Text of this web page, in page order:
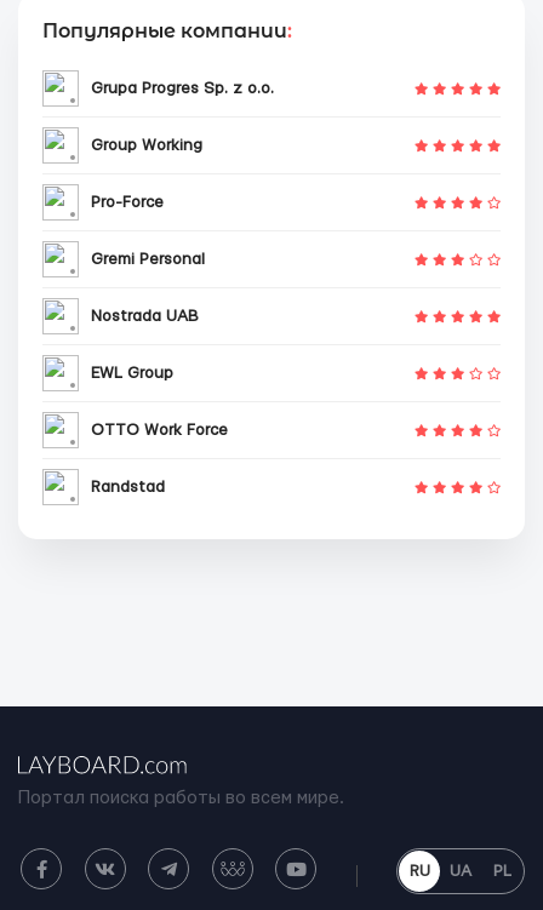
Популярные компании:
Grupa Progres Sp. z o.o.
Group Working
Pro-Force
Gremi Personal
Nostrada UAB
EWL Group
OTTO Work Force
Randstad
Портал поиска работы во всем мире.
RU UA PL